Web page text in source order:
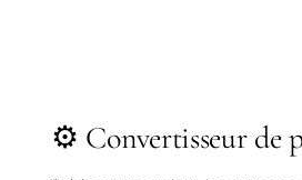
⚙️ Convertisseur